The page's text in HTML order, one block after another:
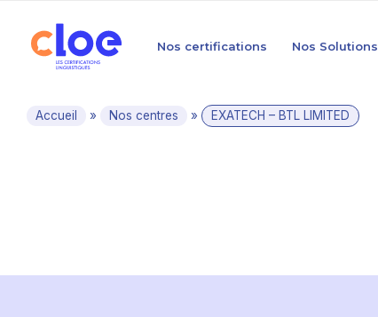
Nos certifications Nos Solutions
Accueil » Nos centres » EXATECH – BTL LIMITED